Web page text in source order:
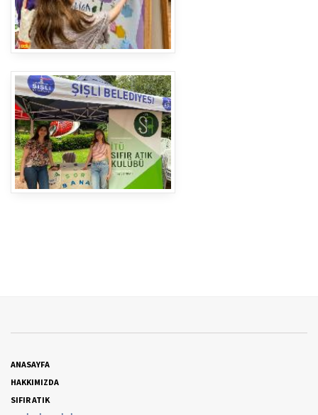
ANASAYFA
HAKKIMIZDA
SIFIR ATIK